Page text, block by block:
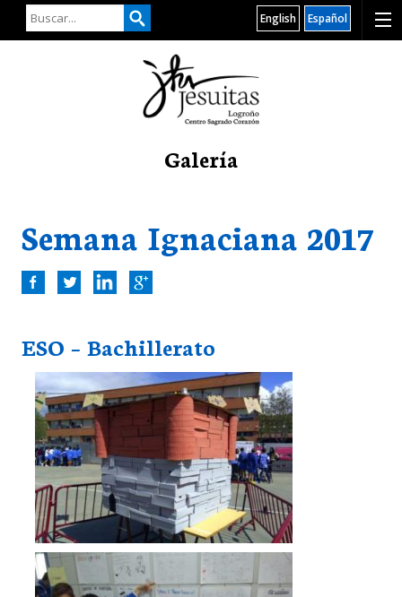
Español
English
Galería
Semana Ignaciana 2017
ESO – Bachillerato